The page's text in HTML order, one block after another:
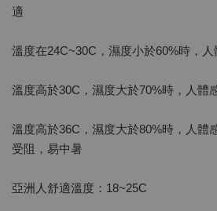
適
溫度在24C~30C，濕度小於60%時，
溫度高於30C，濕度大於70%時，人體
溫度高於36C，濕度大於80%時，人體
受阻，易中暑
亞洲人舒適溫度：18~25C